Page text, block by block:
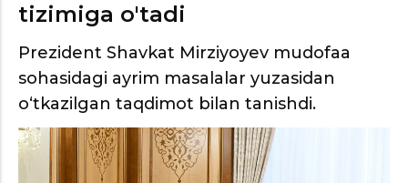
tizimiga o'tadi
Prezident Shavkat Mirziyoyev mudofaa
sohasidagi ayrim masalalar yuzasidan
o‘tkazilgan taqdimot bilan tanishdi.